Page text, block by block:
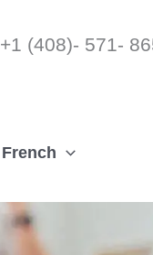
+1 (408)- 571-
French